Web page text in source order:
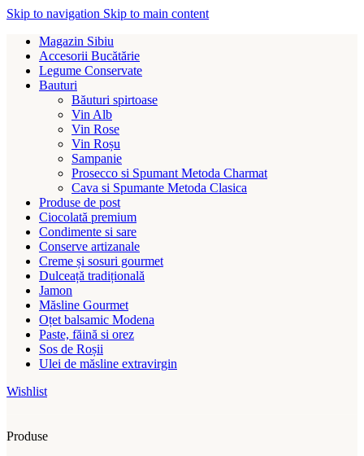
Skip to navigation Skip to main content
Magazin Sibiu
Accesorii Bucătărie
Legume Conservate
Bauturi
Băuturi spirtoase
Vin Alb
Vin Rose
Vin Roșu
Sampanie
Prosecco si Spumant Metoda Charmat
Cava si Spumante Metoda Clasica
Produse de post
Ciocolată premium
Condimente si sare
Conserve artizanale
Creme și sosuri gourmet
Dulceață tradițională
Jamon
Măsline Gourmet
Oțet balsamic Modena
Paste, făină si orez
Sos de Roșii
Ulei de măsline extravirgin
Wishlist
Produse